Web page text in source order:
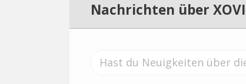
Nachrichten über XOVI